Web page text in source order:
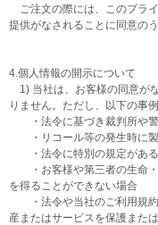
ご注文の際には、このプラ
提供がなされることに同意の
4.個人情報の開示について
1) 当社は、お客様の同意が
りません。ただし、以下の事
・法令に基づき裁判所や警
・リコール等の発生時に製
・法令に特別の規定があ
・お客様や第三者の生命・
を得ることができない場合
・法令や当社のご利用規約
産またはサービスを保護また